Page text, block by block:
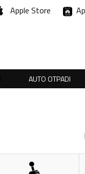
Apple Store
AUTO OTPADI